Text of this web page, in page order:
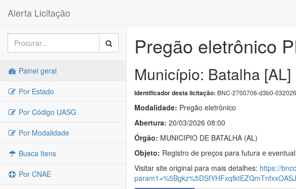
Alerta Licitação
Painel geral
Por Estado
Por Código UASG
Por Modalidade
Busca Itens
Por CNAE
Pregão eletrônico
Município: Batalha [AL]
Identificador desta licitação: BNC-2700706-d3b0-032026
Modalidade: Pregão eletrônico
Abertura: 20/03/2026 08:00
Órgão: MUNICIPIO DE BATALHA (AL)
Objeto: Registro de preços para futura e
Visitar site original para mais detalhes: https://